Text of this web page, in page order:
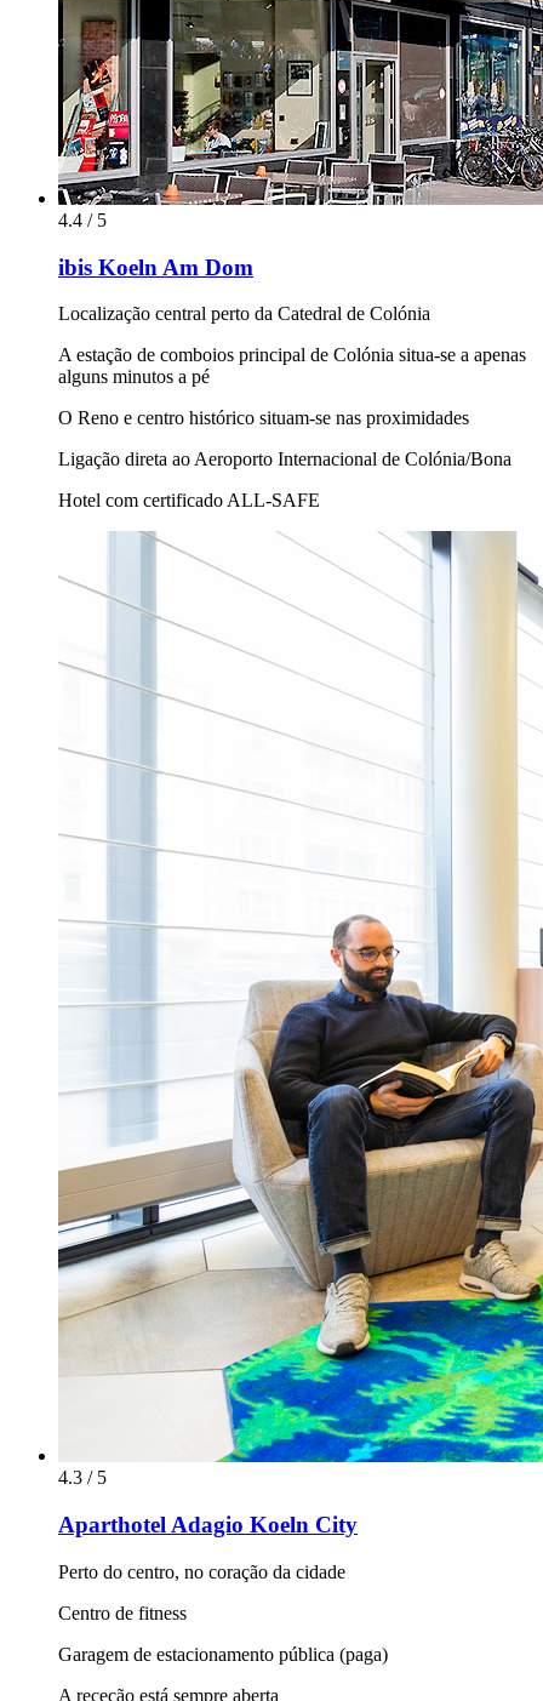
4.4 / 5
ibis Koeln Am Dom
Localização central perto da Catedral de Colónia
A estação de comboios principal de Colónia situa-se a apenas
alguns minutos a pé
O Reno e centro histórico situam-se nas proximidades
Ligação direta ao Aeroporto Internacional de Colónia/Bona
Hotel com certificado ALL-SAFE
4.3 / 5
Aparthotel Adagio Koeln City
Perto do centro, no coração da cidade
Centro de fitness
Garagem de estacionamento pública (paga)
A receção está sempre aberta